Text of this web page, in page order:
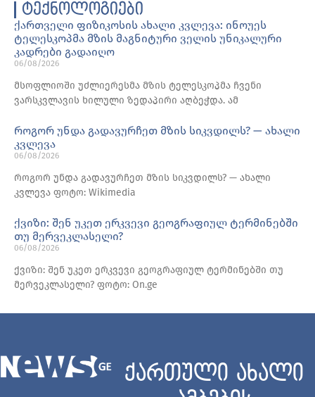
ტექნოლოგიები
ქართველი ფიზიკოსის ახალი კვლევა: ინოუეს
ტელესკოპმა მზის მაგნიტური ველის უნიკალური
კადრები გადაიღო
06/08/2026
მსოფლიოში უძლიერესმა მზის ტელესკოპმა ჩვენი
ვარსკვლავის ხილული ზედაპირი აღბეჭდა. ამ
როგორ უნდა გადავურჩეთ მზის სიკვდილს? — ახალი
კვლევა
06/08/2026
როგორ უნდა გადავურჩეთ მზის სიკვდილს? — ახალი
კვლევა ფოტო: Wikimedia
ქვიზი: შენ უკეთ ერკვევი გეოგრაფიულ ტერმინებში
თუ მერვეკლასელი?
06/08/2026
ქვიზი: შენ უკეთ ერკვევი გეოგრაფიულ ტერმინებში თუ
მერვეკლასელი? ფოტო: On.ge
ქართული ახალი